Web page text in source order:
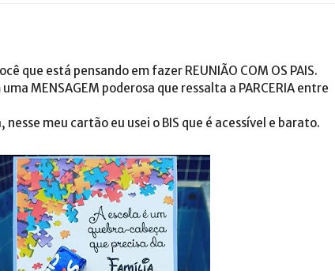
que está pensando em fazer REUNIÃO COM OS PAIS.
MENSAGEM poderosa que ressalta a PARCERIA entre
nesse meu cartão eu usei o BIS que é acessível e barato.